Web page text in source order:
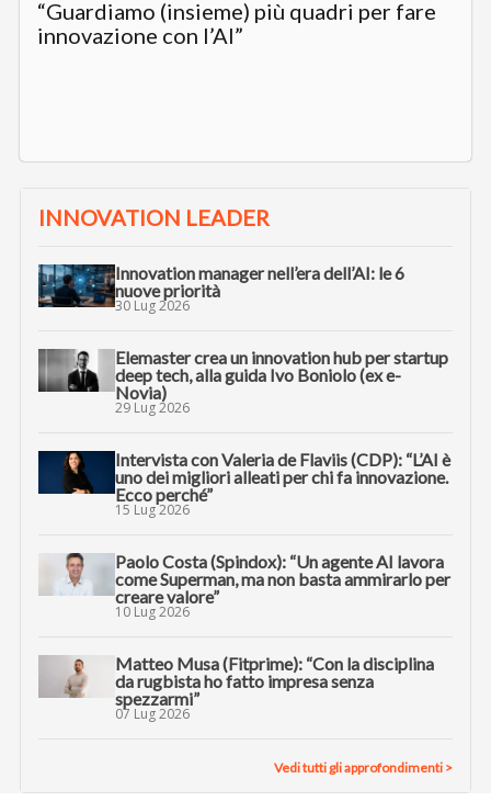
“Guardiamo (insieme) più quadri per fare
innovazione con l’AI”
INNOVATION LEADER
Innovation manager nell’era dell’AI: le 6
nuove priorità
30 Lug 2026
Elemaster crea un innovation hub per startup
deep tech, alla guida Ivo Boniolo (ex e-
Novia)
29 Lug 2026
Intervista con Valeria de Flaviis (CDP): “L’AI è
uno dei migliori alleati per chi fa innovazione.
Ecco perché”
15 Lug 2026
Paolo Costa (Spindox): “Un agente AI lavora
come Superman, ma non basta ammirarlo per
creare valore”
10 Lug 2026
Matteo Musa (Fitprime): “Con la disciplina
da rugbista ho fatto impresa senza
spezzarmi”
07 Lug 2026
Vedi tutti gli approfondimenti >